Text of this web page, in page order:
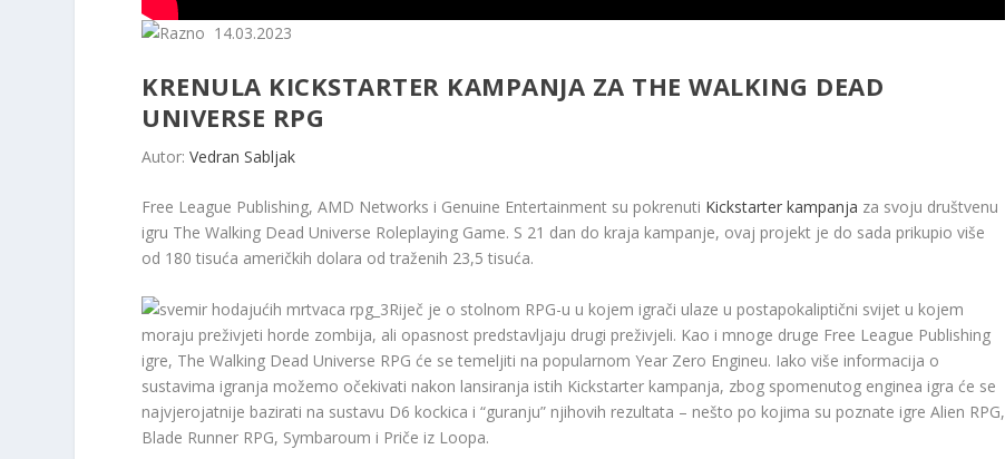
14.03.2023
KRENULA KICKSTARTER KAMPANJA ZA THE WALKING DEAD
UNIVERSE RPG
Autor:Vedran Sabljak
Free League Publishing, AMD Networks i Genuine Entertainment su pokrenuti Kickstarter kampanja za svoju društvenu
igru ​​The Walking Dead Universe Roleplaying Game. S 21 dan do kraja kampanje, ovaj projekt je do sada prikupio više
od 180 tisuća američkih dolara od traženih 23,5 tisuća.
Riječ je o stolnom RPG-u u kojem igrači ulaze u postapokaliptični svijet u kojem
moraju preživjeti horde zombija, ali opasnost predstavljaju drugi preživjeli. Kao i mnoge druge Free League Publishing
igre, The Walking Dead Universe RPG će se temeljiti na popularnom Year Zero Engineu. Iako više informacija o
sustavima igranja možemo očekivati ​​nakon lansiranja istih Kickstarter kampanja, zbog spomenutog enginea igra će se
najvjerojatnije bazirati na sustavu D6 kockica i “guranju” njihovih rezultata – nešto po kojima su poznate igre Alien RPG,
Blade Runner RPG, Symbaroum i Priče iz Loopa.